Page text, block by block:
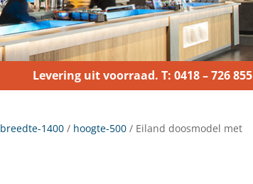
Levering uit voorraad. T: 0418 – 726 855
breedte-1400 / hoogte-500 / Eiland doosmodel met